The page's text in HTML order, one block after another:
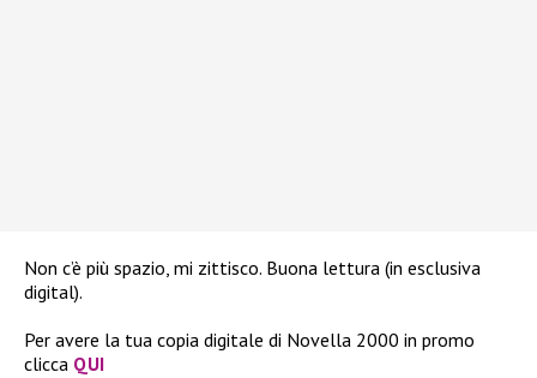
Non c’è più spazio, mi zittisco. Buona lettura (in esclusiva
digital).
Per avere la tua copia digitale di Novella 2000 in promo
clicca QUI